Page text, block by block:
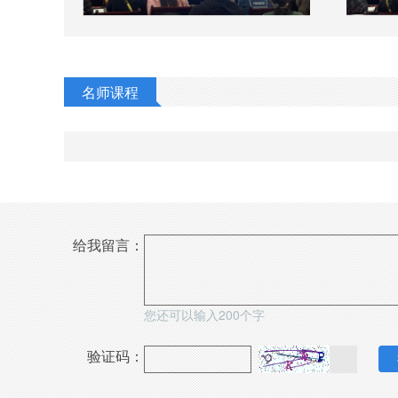
名师课程
给我留言：
您还可以输入 200个字
验证码：